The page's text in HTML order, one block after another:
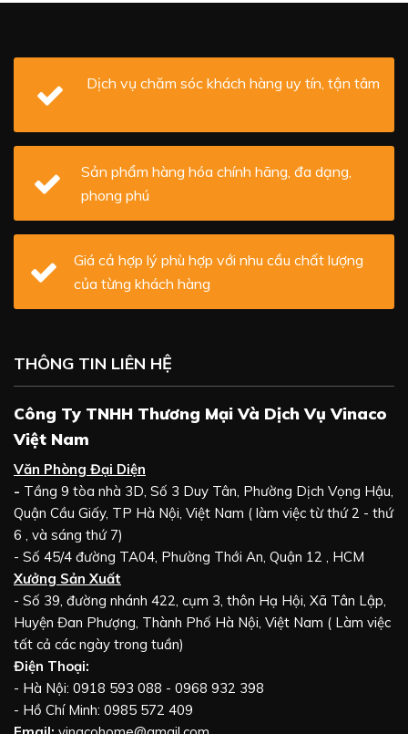
Dịch vụ chăm sóc khách hàng uy tín, tận tâm
Sản phẩm hàng hóa chính hãng, đa dạng,
phong phú
Giá cả hợp lý phù hợp với nhu cầu chất lượng
của từng khách hàng
THÔNG TIN LIÊN HỆ
Công Ty TNHH Thương Mại Và Dịch Vụ Vinaco
Việt Nam
Văn Phòng Đại Diện
- Tầng 9 tòa nhà 3D, Số 3 Duy Tân, Phường Dịch Vọng Hậu,
Quận Cầu Giấy, TP Hà Nội, Việt Nam ( làm việc từ thứ 2 - thứ
6 , và sáng thứ 7)
- Số 45/4 đường TA04, Phường Thới An, Quận 12 , HCM
Xưởng Sản Xuất
- Số 39, đường nhánh 422, cụm 3, thôn Hạ Hội, Xã Tân Lập,
Huyện Đan Phượng, Thành Phố Hà Nội, Việt Nam ( Làm việc
tất cả các ngày trong tuần)
Điện Thoại:
- Hà Nội: 0918 593 088 - 0968 932 398
- Hồ Chí Minh: 0985 572 409